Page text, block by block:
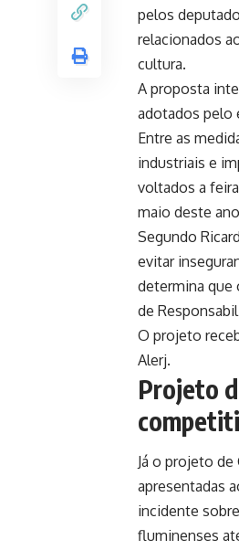
pelos
relacionados
cultura.
A proposta
adotados pelo
Entre as
industriais e
voltados a
maio deste
Segundo
evitar
determina que
de
O projeto
Alerj.
Projeto
Já o projeto
apresentadas
incidente
fluminenses